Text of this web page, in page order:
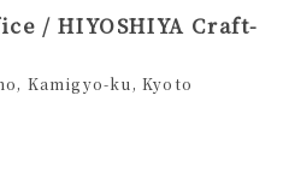
/ HIYOSHIYA Craft-
Kamigyo-ku, Kyoto